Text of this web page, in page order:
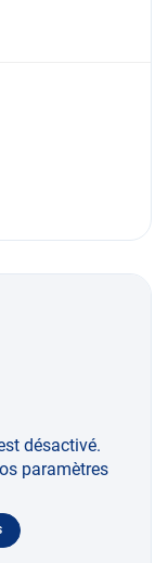
désactivé.
paramètres